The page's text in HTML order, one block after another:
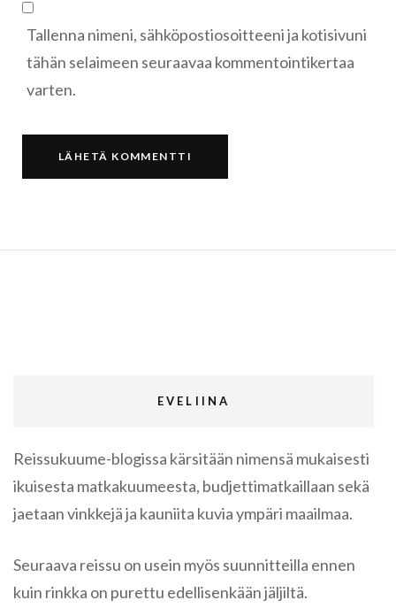
Tallenna nimeni, sähköpostiosoitteeni ja kotisivuni
tähän selaimeen seuraavaa kommentointikertaa
varten.
EVELIINA
Reissukuume-blogissa kärsitään nimensä mukaisesti
ikuisesta matkakuumeesta, budjettimatkaillaan sekä
jaetaan vinkkejä ja kauniita kuvia ympäri maailmaa.
Seuraava reissu on usein myös suunnitteilla ennen
kuin rinkka on purettu edellisenkään jäljiltä.